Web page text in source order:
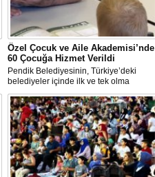
Özel Çocuk ve Aile Akademisi’nde
60 Çocuğa Hizmet Verildi
Pendik Belediyesinin, Türkiye’deki
belediyeler içinde ilk ve tek olma
özelliği taşıyan “Özel Çocuk ve Aile
Akademisi” programından ilk dönemde
60 özel çocuk yararlandı.